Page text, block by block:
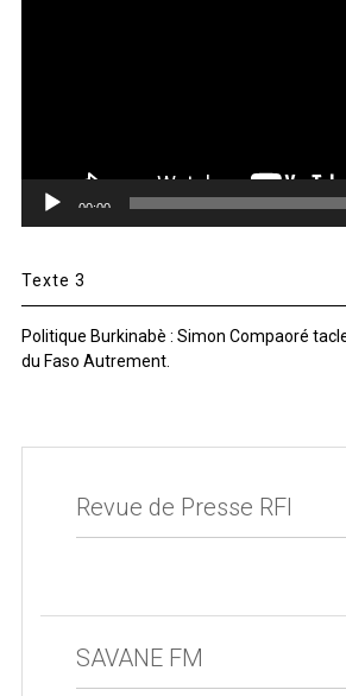
00:00
Texte 3
Politique Burkinabè : Simon Compaoré
du Faso Autrement.
Revue de Presse RFI
SAVANE FM